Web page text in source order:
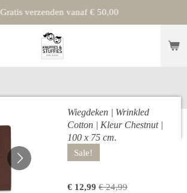
Gratis verzenden vanaf € 50,00
Wiegdeken | Wrinkled
Cotton | Kleur Chestnut |
100 x 75 cm.
Sale!
€ 12,99 € 24,99